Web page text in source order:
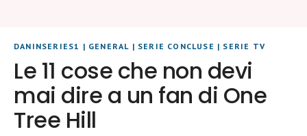
DANINSERIES1 | GENERAL | SERIE CONCLUSE | SERIE TV
Le 11 cose che non devi
mai dire a un fan di One
Tree Hill